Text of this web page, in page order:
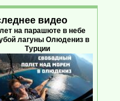
видео
на парашюте в небе
лагуны Олюдениз в
Турции